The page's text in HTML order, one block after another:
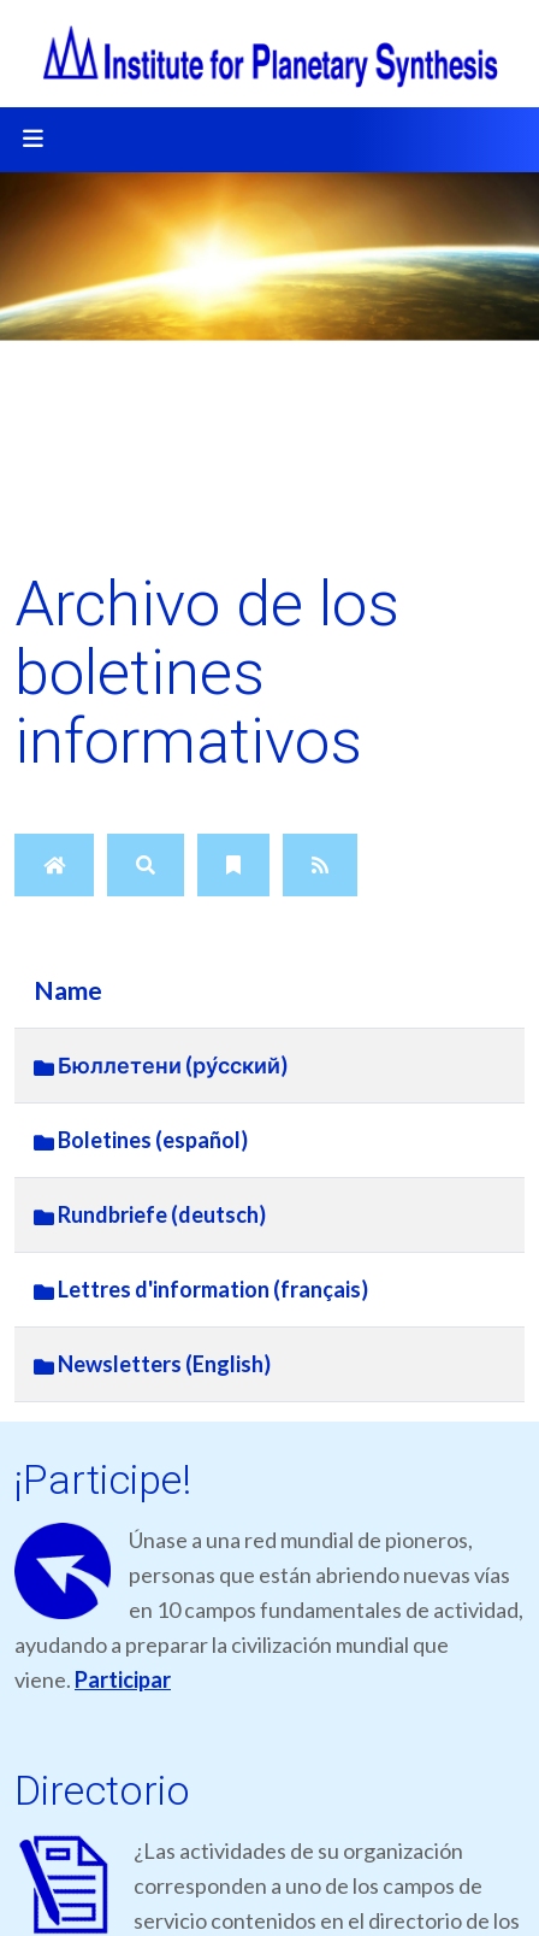
Archivo de los
boletines
informativos
Name
Бюллетени (ру́сский)
Boletines (español)
Rundbriefe (deutsch)
Lettres d'information (français)
Newsletters (English)
¡Participe!
Únase a una red mundial de pioneros,
personas que están abriendo nuevas vías
en 10 campos fundamentales de actividad,
ayudando a preparar la civilización mundial que
viene. Participar
Directorio
¿Las actividades de su organización
corresponden a uno de los campos de
servicio contenidos en el directorio de los